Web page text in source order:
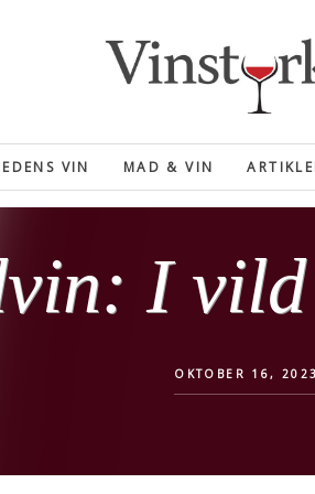
VIN MAD & VIN
I
OKTOBER 16, 2023